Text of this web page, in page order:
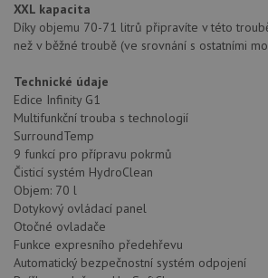
XXL kapacita
Díky objemu 70-71 litrů připravíte v této
než v běžné troubě (ve srovnání s ostatními
Technické údaje
Edice Infinity G1
Multifunkční trouba s technologií
SurroundTemp
9 funkcí pro přípravu pokrmů
Čisticí systém HydroClean
Objem: 70 l
Dotykový ovládací panel
Otočné ovladače
Funkce expresního předehřevu
Automatický bezpečnostní systém odpojení